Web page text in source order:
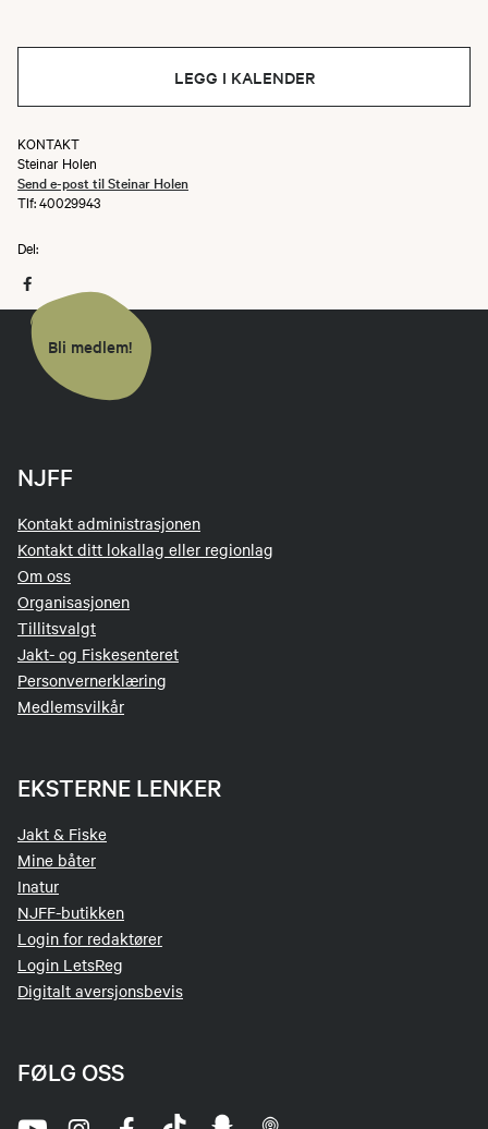
LEGG I KALENDER
KONTAKT
Steinar Holen
Send e-post til Steinar Holen
Tlf: 40029943
Del:
Bli medlem!
NJFF
Kontakt administrasjonen
Kontakt ditt lokallag eller regionlag
Om oss
Organisasjonen
Tillitsvalgt
Jakt- og Fiskesenteret
Personvernerklæring
Medlemsvilkår
EKSTERNE LENKER
Jakt & Fiske
Mine båter
Inatur
NJFF-butikken
Login for redaktører
Login LetsReg
Digitalt aversjonsbevis
FØLG OSS